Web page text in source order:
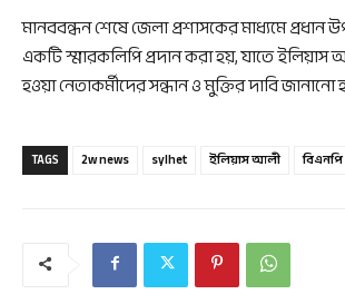
মানববন্ধন শেষে জেলা প্রশাসকের মাধ্যমে প্রধান
একটি স্মারকলিপি প্রদান করা হয়, যাতে
হওয়া নেতাকর্মীদের সন্ধান ও মুক্তির দাবি জানানো
TAGS 2w news sylhet ইলিয়াস আলী বিএনপি